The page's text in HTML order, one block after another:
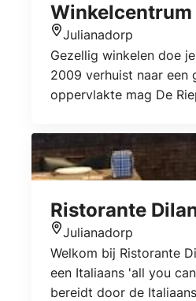
Winkelcentrum
Locatie
Julianadorp
Gezellig winkelen doe
2009 verhuist naar een
oppervlakte mag De
Ristorante
Locatie
Julianadorp
Welkom bij Ristorante
een Italiaans 'all you
bereidt door de